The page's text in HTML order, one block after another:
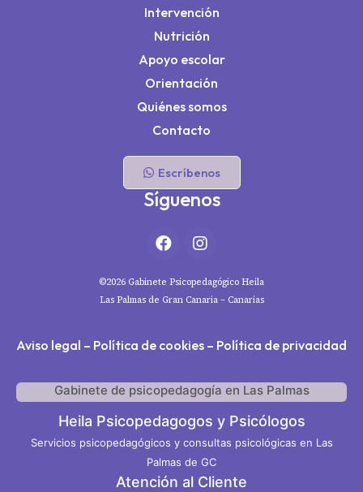
Intervención
Nutrición
Apoyo escolar
Orientación
Quiénes somos
Contacto
Escríbenos
Síguenos
©2026 Gabinete Psicopedagógico Heila
Las Palmas de Gran Canaria – Canarias
Aviso legal – Política de cookies – Política de privacidad
Gabinete de psicopedagogía en Las Palmas
Heila Psicopedagogos y Psicólogos
Servicios psicopedagógicos y consultas psicológicas en Las
Palmas de GC
Atención al Cliente